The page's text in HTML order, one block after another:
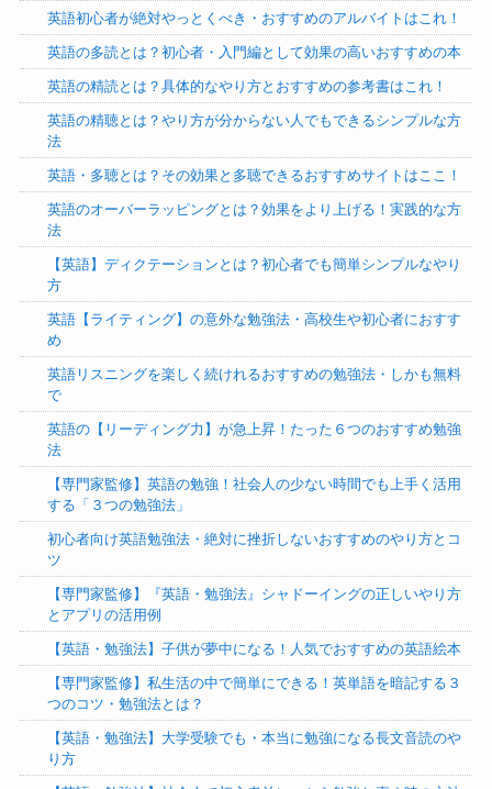
英語初心者が絶対やっとくべき・おすすめのアルバイトはこれ！
英語の多読とは？初心者・入門編として効果の高いおすすめの本
英語の精読とは？具体的なやり方とおすすめの参考書はこれ！
英語の精聴とは？やり方が分からない人でもできるシンプルな方
法
英語・多聴とは？その効果と多聴できるおすすめサイトはここ！
英語のオーバーラッピングとは？効果をより上げる！実践的な方
法
【英語】ディクテーションとは？初心者でも簡単シンプルなやり
方
英語【ライティング】の意外な勉強法・高校生や初心者におすす
め
英語リスニングを楽しく続けれるおすすめの勉強法・しかも無料
で
英語の【リーディング力】が急上昇！たった６つのおすすめ勉強
法
【専門家監修】英語の勉強！社会人の少ない時間でも上手く活用
する「３つの勉強法」
初心者向け英語勉強法・絶対に挫折しないおすすめのやり方とコ
ツ
【専門家監修】『英語・勉強法』シャドーイングの正しいやり方
とアプリの活用例
【英語・勉強法】子供が夢中になる！人気でおすすめの英語絵本
【専門家監修】私生活の中で簡単にできる！英単語を暗記する３
つのコツ・勉強法とは？
【英語・勉強法】大学受験でも・本当に勉強になる長文音読のや
り方